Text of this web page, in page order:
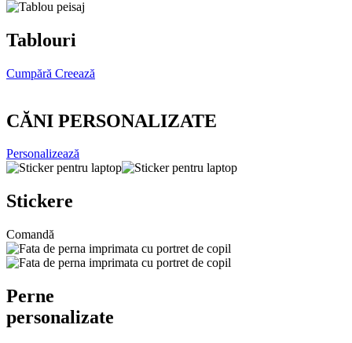
Tablouri
Cumpără Creează
CĂNI PERSONALIZATE
Personalizează
Stickere
Comandă
Perne
personalizate